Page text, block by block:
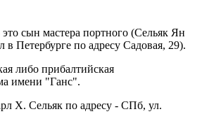
сын мастера портного (Сельяк Ян
Петербурге по адресу Садовая, 29).
либо прибалтийская
имени "Ганс".
Х. Сельяк по адресу - СПб, ул.